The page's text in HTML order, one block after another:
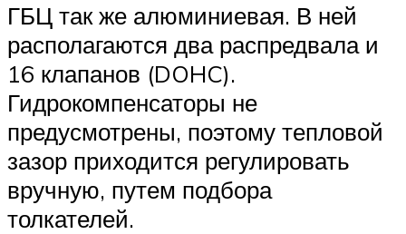
ГБЦ так же алюминиевая. В ней
располагаются два распредвала и
16 клапанов (DOHC).
Гидрокомпенсаторы не
предусмотрены, поэтому тепловой
зазор приходится регулировать
вручную, путем подбора
толкателей.